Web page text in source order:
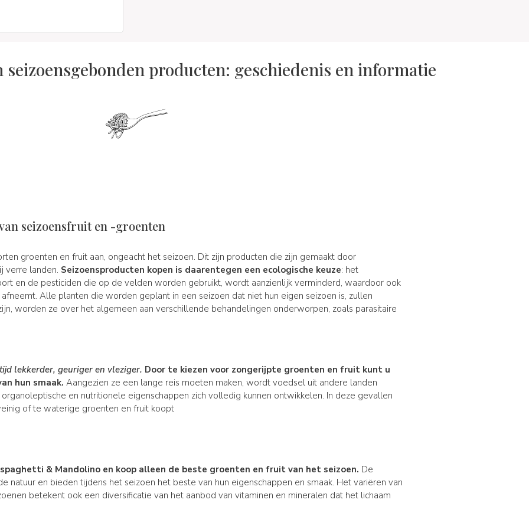
seizoensgebonden producten: geschiedenis en informatie
seizoensfruit en -groenten
groenten en fruit aan, ongeacht het seizoen. Dit zijn producten die zijn gemaakt door
verre landen. Seizoensproducten kopen is daarentegen een ecologische keuze: het
en de pesticiden die op de velden worden gebruikt, wordt aanzienlijk verminderd, waardoor ook
Alle planten die worden geplant in een seizoen dat niet hun eigen seizoen is, zullen
worden ze over het algemeen aan verschillende behandelingen onderworpen, zoals parasitaire
lekkerder, geuriger en vleziger. Door te kiezen voor zongerijpte groenten en fruit kunt u
hun smaak. Aangezien ze een lange reis moeten maken, wordt voedsel uit andere landen
en nutritionele eigenschappen zich volledig kunnen ontwikkelen. In deze gevallen
of te waterige groenten en fruit koopt
& Mandolino en koop alleen de beste groenten en fruit van het seizoen. De
natuur en bieden tijdens het seizoen het beste van hun eigenschappen en smaak. Het variëren van
betekent ook een diversificatie van het aanbod van vitaminen en mineralen dat het lichaam